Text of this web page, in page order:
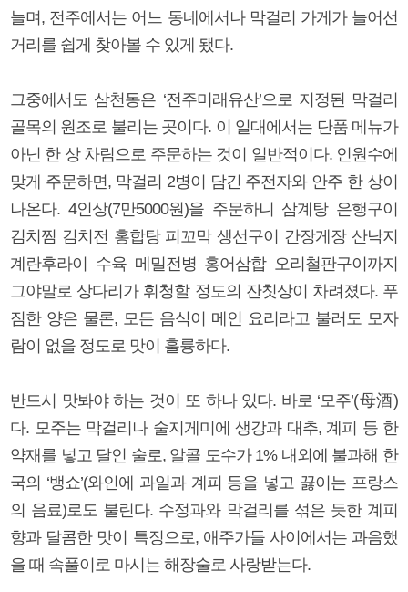
늘며, 전주에서는 어느 동네에서나 막걸리 가게가 늘어선
거리를 쉽게 찾아볼 수 있게 됐다.
그중에서도 삼천동은 ‘전주미래유산’으로 지정된 막걸리
골목의 원조로 불리는 곳이다. 이 일대에서는 단품 메뉴가
아닌 한 상 차림으로 주문하는 것이 일반적이다. 인원수에
맞게 주문하면, 막걸리 2병이 담긴 주전자와 안주 한 상이
나온다. 4인상(7만5000원)을 주문하니 삼계탕 은행구이
김치찜 김치전 홍합탕 피꼬막 생선구이 간장게장 산낙지
계란후라이 수육 메밀전병 홍어삼합 오리철판구이까지
그야말로 상다리가 휘청할 정도의 잔칫상이 차려졌다. 푸
짐한 양은 물론, 모든 음식이 메인 요리라고 불러도 모자
람이 없을 정도로 맛이 훌륭하다.
반드시 맛봐야 하는 것이 또 하나 있다. 바로 ‘모주’(母酒)
다. 모주는 막걸리나 술지게미에 생강과 대추, 계피 등 한
약재를 넣고 달인 술로, 알콜 도수가 1% 내외에 불과해 한
국의 ‘뱅쇼’(와인에 과일과 계피 등을 넣고 끓이는 프랑스
의 음료)로도 불린다. 수정과와 막걸리를 섞은 듯한 계피
향과 달콤한 맛이 특징으로, 애주가들 사이에서는 과음했
을 때 속풀이로 마시는 해장술로 사랑받는다.